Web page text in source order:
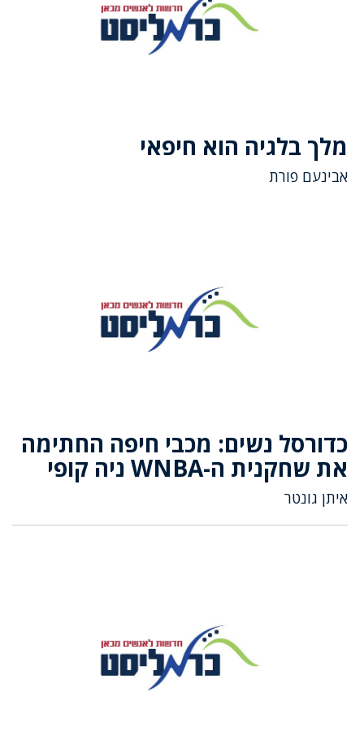
מלך בלגיה הוא חיפאי
אבינעם פורת
כדורסל נשים: מכבי חיפה החתימה
את שחקנית ה-WNBA ניה קופי
איתן גונטר